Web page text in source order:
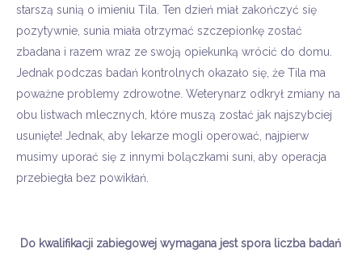
starszą sunią o imieniu Tila . Ten dzień miał zakończyć się
pozytywnie, sunia miała otrzymać szczepionkę zostać
zbadana i razem wraz ze swoją opiekunką wrócić do domu.
Jednak podczas badań kontrolnych okazało się, że Tila ma
poważne problemy zdrowotne. Weterynarz odkrył zmiany na
obu listwach mlecznych, które muszą zostać jak najszybciej
usunięte! Jednak, aby lekarze mogli operować, najpierw
musimy uporać się z innymi bolączkami suni, aby operacja
przebiegła bez powikłań.
Do kwalifikacji zabiegowej wymagana jest spora liczba badań